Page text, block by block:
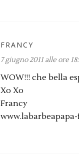
FRANCY
7 giugno 2011 alle ore
WOW!!! che bella
Xo Xo
Francy